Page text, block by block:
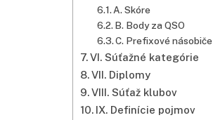
A. Skóre
B. Body zaQSO
C. Prefixové násobiče
VI. Súťažné kategórie
VII. Diplomy
VIII. Súťaž klubov
IX. Definície pojmov